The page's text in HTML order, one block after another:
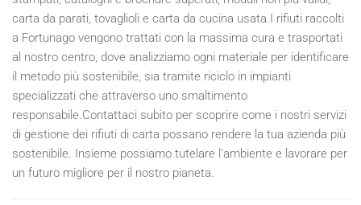
carta da parati, tovaglioli e carta da cucina usata.I rifiuti raccolti
a Fortunago vengono trattati con la massima cura e trasportati
al nostro centro, dove analizziamo ogni materiale per identificare
il metodo più sostenibile, sia tramite riciclo in impianti
specializzati che attraverso uno smaltimento
responsabile.Contattaci subito per scoprire come i nostri servizi
di gestione dei rifiuti di carta possano rendere la tua azienda più
sostenibile. Insieme possiamo tutelare l'ambiente e lavorare per
un futuro migliore per il nostro pianeta.